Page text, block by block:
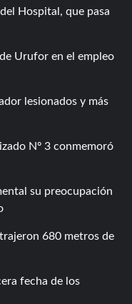
Hospital, que pasa
Urufor en el empleo
lesionados y más
Nº 3 conmemoró
su preocupación
680 metros de
fecha de los